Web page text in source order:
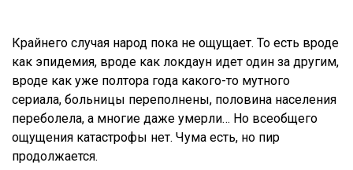
Крайнего случая народ пока не ощущает. То есть вроде
как эпидемия, вроде как локдаун идет один за другим,
вроде как уже полтора года какого-то мутного
сериала, больницы переполнены, половина населения
переболела, а многие даже умерли… Но всеобщего
ощущения катастрофы нет. Чума есть, но пир
продолжается.